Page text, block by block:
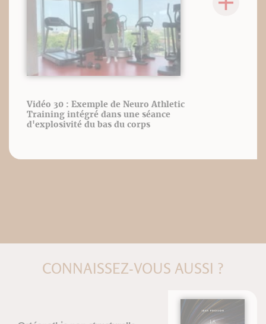
Vidéo 30 : Exemple de Neuro Athletic
Training intégré dans une séance
d'explosivité du bas du corps
CONNAISSEZ-VOUS AUSSI ?